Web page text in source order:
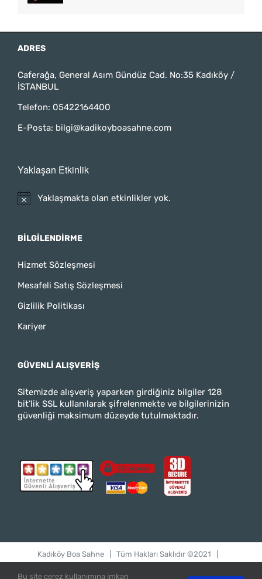
ADRES
Caferağa, General Asım Gündüz Cad. No:35 Kadıköy /
İSTANBUL
Telefon: 05422164400
E-Posta: bilgi@kadikoyboasahne.com
Yaklaşan Etkinlik
Yaklaşmakta olan etkinlikler yok.
BILGILENDIRME
Hizmet Sözleşmesi
Mesafeli Satış Sözleşmesi
Gizlilik Politikası
Kariyer
GÜVENLI ALIŞVERIŞ
Sitemizde alışveriş yaparken girdiğiniz bilgiler 128
bit’lik SSL kullanılarak şifrelenmekte ve bilgilerinizin
güvenliği maksimum düzeyde tutulmaktadır.
Kadıköy Boa Sahne| Tüm Hakları Saklıdır ©2021 |
Bu site çerez kullanımına imkan